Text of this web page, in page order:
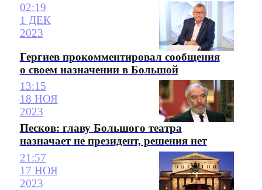
02:19
1 ДЕК
2023
Гергиев прокомментировал сообщения
о своем назначении в Большой
13:15
18 НОЯ
2023
Песков: главу Большого театра
назначает не президент, решения нет
21:57
17 НОЯ
2023